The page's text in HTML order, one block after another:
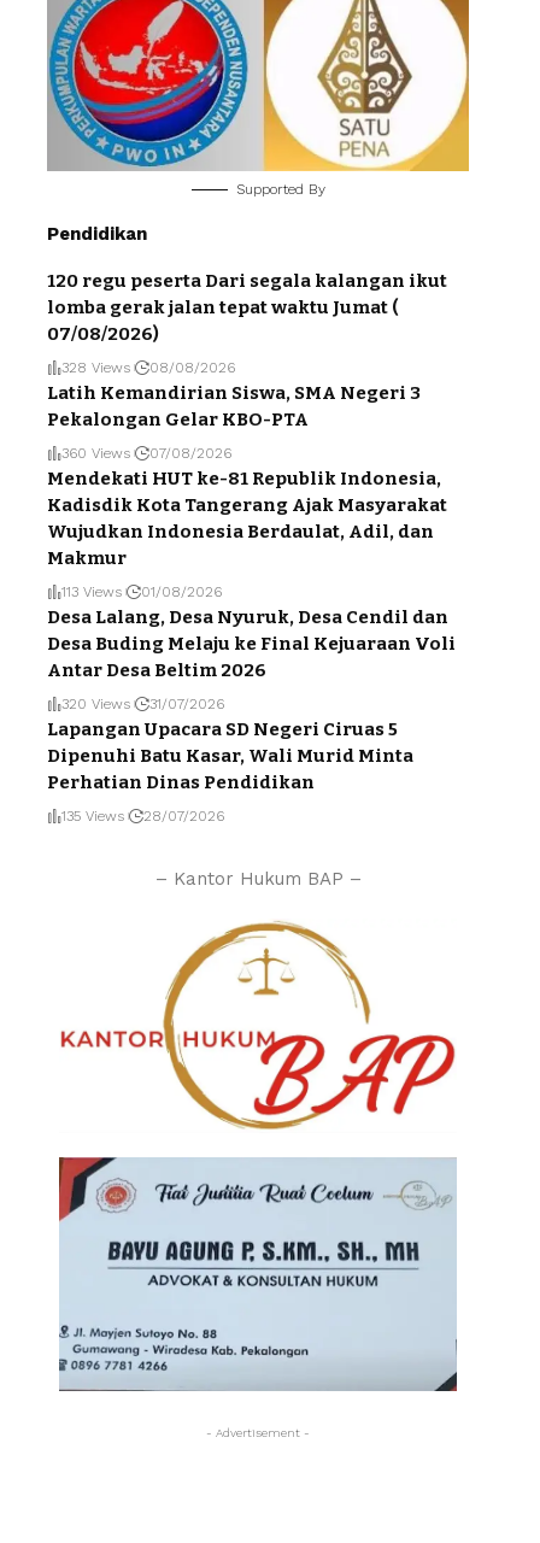
Supported By
Pendidikan
120 regu peserta Dari segala kalangan ikut
lomba gerak jalan tepat waktu Jumat (
07/08/2026)
328 Views 08/08/2026
Latih Kemandirian Siswa, SMA Negeri 3
Pekalongan Gelar KBO-PTA
360 Views 07/08/2026
Mendekati HUT ke-81 Republik Indonesia,
Kadisdik Kota Tangerang Ajak Masyarakat
Wujudkan Indonesia Berdaulat, Adil, dan
Makmur
113 Views 01/08/2026
Desa Lalang, Desa Nyuruk, Desa Cendil dan
Desa Buding Melaju ke Final Kejuaraan Voli
Antar Desa Beltim 2026
320 Views 31/07/2026
Lapangan Upacara SD Negeri Ciruas 5
Dipenuhi Batu Kasar, Wali Murid Minta
Perhatian Dinas Pendidikan
135 Views 28/07/2026
– Kantor Hukum BAP –
- Advertisement -